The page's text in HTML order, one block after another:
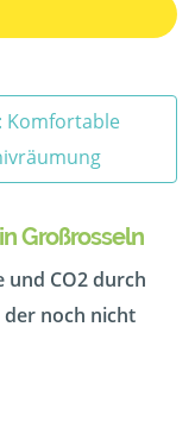
Komfortable
Großrosseln
und CO2 durch
der noch nicht